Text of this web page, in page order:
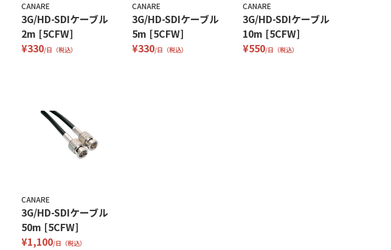
CANARE
3G/HD-SDIケーブル
2m [5CFW]
¥330/日（税込）
CANARE
3G/HD-SDIケーブル
5m [5CFW]
¥330/日（税込）
CANARE
3G/HD-SDIケーブル
10m [5CFW]
¥550/日（税込）
CANARE
3G/HD-SDIケーブル
50m [5CFW]
¥1,100/日（税込）